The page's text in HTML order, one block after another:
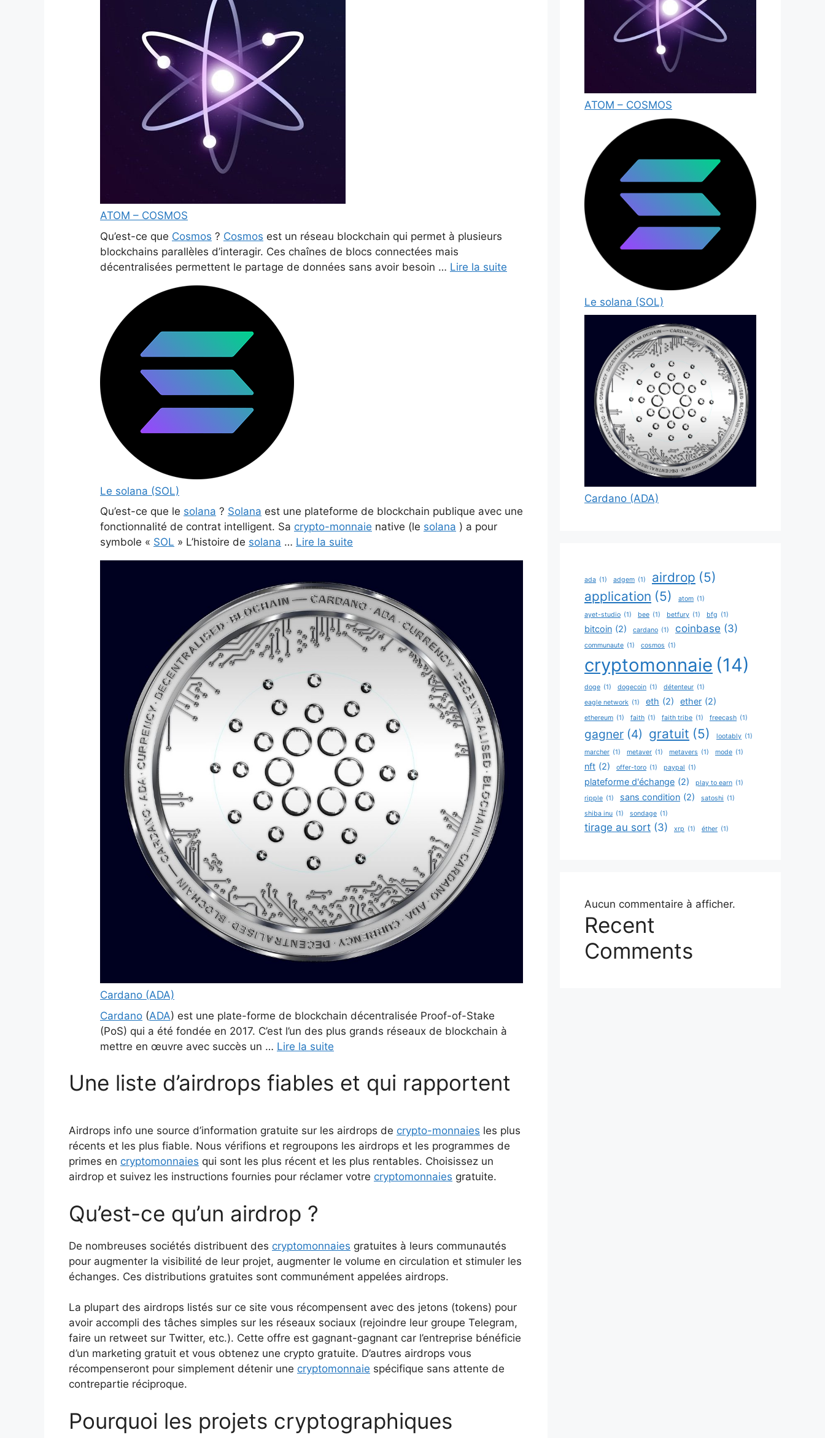
ATOM – COSMOS
Qu’est-ce que Cosmos ? Cosmos est un réseau blockchain qui permet à plusieurs
blockchains parallèles d’interagir. Ces chaînes de blocs connectées mais
décentralisées permettent le partage de données sans avoir besoin … Lire la suite
Le solana (SOL)
Qu’est-ce que le solana ? Solana est une plateforme de blockchain publique avec une
fonctionnalité de contrat intelligent. Sa crypto-monnaie native (le solana ) a pour
symbole « SOL » L’histoire de solana … Lire la suite
Cardano (ADA)
Cardano (ADA) est une plate-forme de blockchain décentralisée Proof-of-Stake
(PoS) qui a été fondée en 2017. C’est l’un des plus grands réseaux de blockchain à
mettre en œuvre avec succès un … Lire la suite
Une liste d’airdrops fiables et qui rapportent
Airdrops info une source d’information gratuite sur les airdrops de crypto-monnaies les plus
récents et les plus fiable. Nous vérifions et regroupons les airdrops et les programmes de
primes en cryptomonnaies qui sont les plus récent et les plus rentables. Choisissez un
airdrop et suivez les instructions fournies pour réclamer votre cryptomonnaies gratuite.
Qu’est-ce qu’un airdrop ?
De nombreuses sociétés distribuent des cryptomonnaies gratuites à leurs communautés
pour augmenter la visibilité de leur projet, augmenter le volume en circulation et stimuler les
échanges. Ces distributions gratuites sont communément appelées airdrops.
La plupart des airdrops listés sur ce site vous récompensent avec des jetons (tokens) pour
avoir accompli des tâches simples sur les réseaux sociaux (rejoindre leur groupe Telegram,
faire un retweet sur Twitter, etc.). Cette offre est gagnant-gagnant car l’entreprise bénéficie
d’un marketing gratuit et vous obtenez une crypto gratuite. D’autres airdrops vous
récompenseront pour simplement détenir une cryptomonnaie spécifique sans attente de
contrepartie réciproque.
Pourquoi les projets cryptographiques
ATOM – COSMOS
Le solana (SOL)
Cardano (ADA)
ada (1) adgem (1) airdrop (5)
application (5) atom (1)
ayet-studio (1) bee (1) betfury (1) bfg (1)
bitcoin (2) cardano (1) coinbase (3)
communaute (1) cosmos (1)
cryptomonnaie (14)
doge (1) dogecoin (1) détenteur (1)
eagle network (1) eth (2) ether (2)
ethereum (1) faith (1) faith tribe (1) freecash (1)
gagner (4) gratuit (5) lootably (1)
marcher (1) metaver (1) metavers (1) mode (1)
nft (2) offer-toro (1) paypal (1)
plateforme d'échange (2) play to earn (1)
ripple (1) sans condition (2) satoshi (1)
shiba inu (1) sondage (1)
tirage au sort (3) xrp (1) éther (1)
Aucun commentaire à afficher.
Recent
Comments